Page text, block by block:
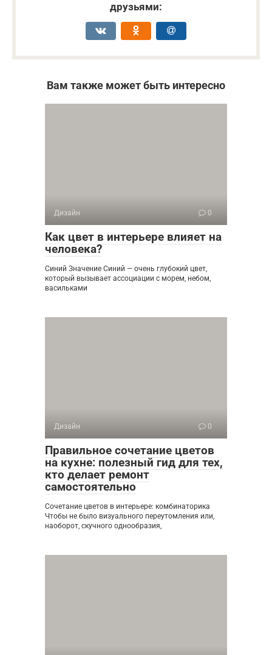
друзьями:
Вам также может быть интересно
Дизайн 0
Как цвет в интерьере влияет на
человека?
Синий Значение Синий — очень глубокий цвет,
который вызывает ассоциации с морем, небом,
васильками
Дизайн 0
Правильное сочетание цветов
на кухне: полезный гид для тех,
кто делает ремонт
самостоятельно
Сочетание цветов в интерьере: комбинаторика
Чтобы не было визуального переутомления или,
наоборот, скучного однообразия,